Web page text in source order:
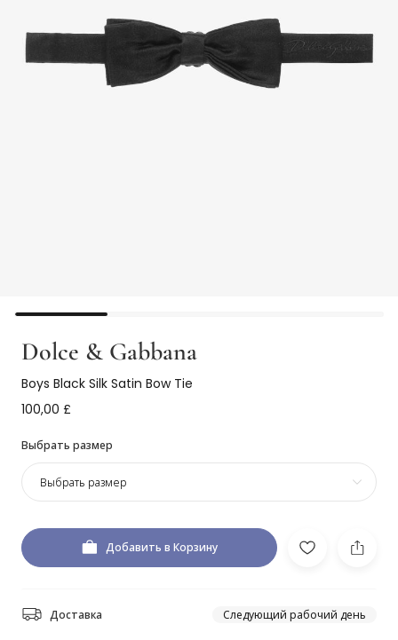
Dolce & Gabbana
Boys Black Silk Satin Bow Tie
100,00 £
Выбрать размер
Выбрать размер
Добавить в Корзину
Доставка Следующий рабочий день